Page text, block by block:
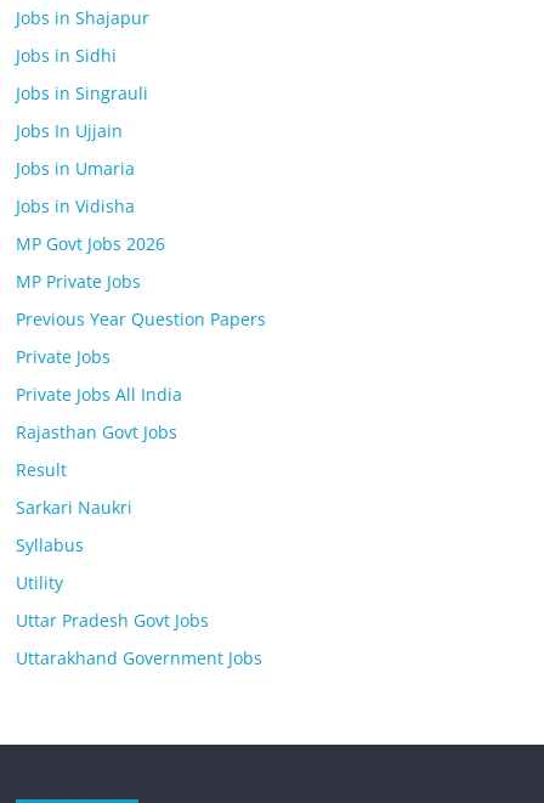
Jobs in Shajapur
Jobs in Sidhi
Jobs in Singrauli
Jobs In Ujjain
Jobs in Umaria
Jobs in Vidisha
MP Govt Jobs 2026
MP Private Jobs
Previous Year Question Papers
Private Jobs
Private Jobs All India
Rajasthan Govt Jobs
Result
Sarkari Naukri
Syllabus
Utility
Uttar Pradesh Govt Jobs
Uttarakhand Government Jobs